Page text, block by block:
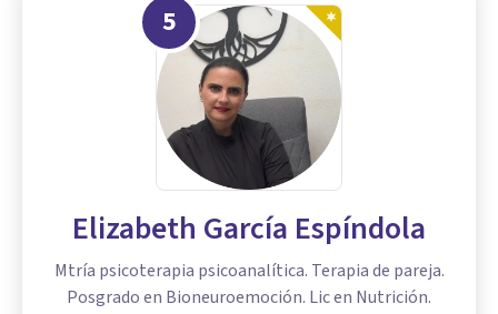
5
Elizabeth García Espíndola
Mtría psicoterapia psicoanalítica. Terapia de pareja.
Posgrado en Bioneuroemoción. Lic en Nutrición.